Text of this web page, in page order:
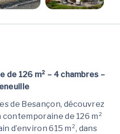
de 126 m² – 4 chambres –
de Besançon, découvrez
de 126 m²
d’environ 615 m², dans